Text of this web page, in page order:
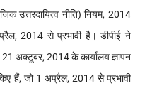
उत्तरदायित्व नीति) नियम, 2014
2014 से प्रभावी है। डीपीई ने
अक्टूबर, 2014 के कार्यालय ज्ञापन
किए हैं, जो 1 अप्रैल, 2014 से प्रभावी